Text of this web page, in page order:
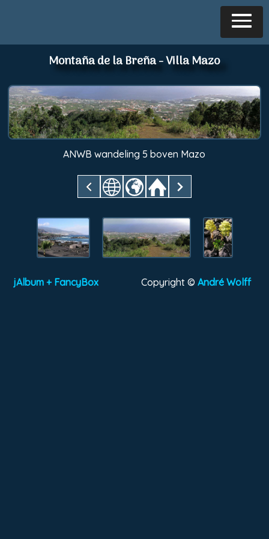
Montaña de la Breña - Villa Mazo
ANWB wandeling 5 boven Mazo
jAlbum + FancyBox Copyright © André Wolff